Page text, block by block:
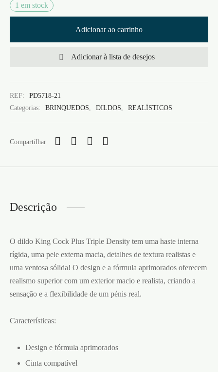
1 em stock
Adicionar ao carrinho
Adicionar à lista de desejos
REF:
PD5718-21
Categorias:
BRINQUEDOS DILDOS REALÍSTICOS
Compartilhar
Descrição
O dildo King Cock Plus Triple Density tem uma haste interna
rígida, uma pele externa macia, detalhes de textura realistas e
uma ventosa sólida! O design e a fórmula aprimorados oferecem
realismo superior com um exterior macio e realista, criando a
sensação e a flexibilidade de um pénis real.
Características:
Design e fórmula aprimorados
Cinta compatível